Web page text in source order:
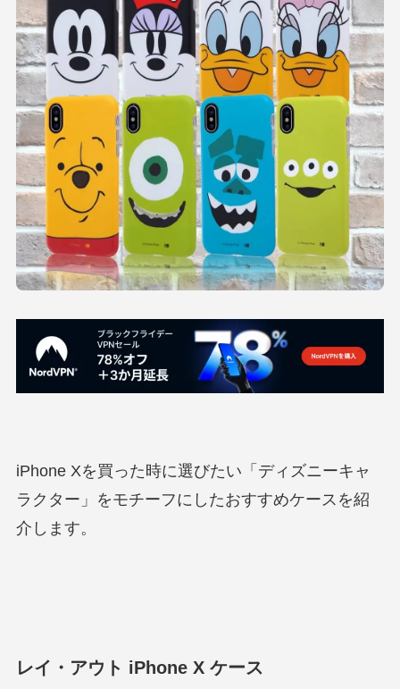
iPhone Xを買った時に選びたい「ディズニーキャ
ラクター」をモチーフにしたおすすめケースを紹
介します。
レイ・アウト iPhone X ケース